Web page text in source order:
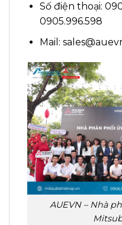
Số điện thoại:
0905.996.598
Mail:
AUEVN – Nhà